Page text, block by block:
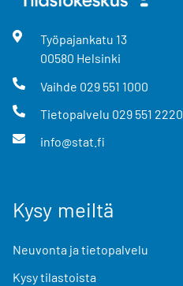
Työpajankatu 13
00580 Helsinki
Vaihde 029 551 1000
Tietopalvelu 029 551 2220
info@stat.fi
Kysy meiltä
Neuvonta ja tietopalvelu
Kysy tilastoista